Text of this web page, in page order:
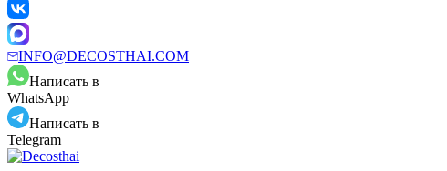
INFO@DECOSTHAI.COM
Написать в
WhatsApp
Написать в
Telegram